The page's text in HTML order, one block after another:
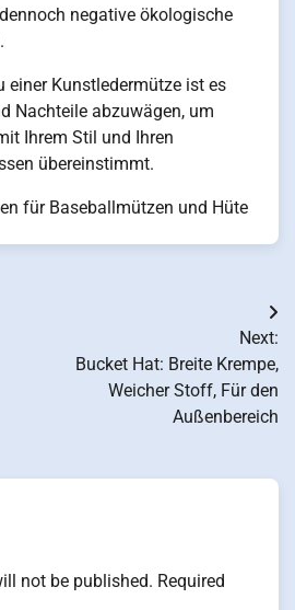
negative ökologische
einer Kunstledermütze ist es
Nachteile abzuwägen, um
Ihrem Stil und Ihren
übereinstimmt.
für Baseballmützen und Hüte
Next:
Bucket Hat: Breite Krempe,
Weicher Stoff, Für den
Außenbereich
not be published. Required